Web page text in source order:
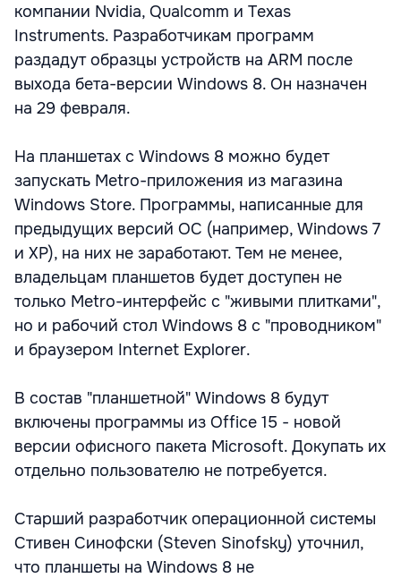
компании Nvidia, Qualcomm и Texas
Instruments. Разработчикам программ
раздадут образцы устройств на ARM после
выхода бета-версии Windows 8. Он назначен
на 29 февраля.
На планшетах с Windows 8 можно будет
запускать Metro-приложения из магазина
Windows Store. Программы, написанные для
предыдущих версий ОС (например, Windows 7
и XP), на них не заработают. Тем не менее,
владельцам планшетов будет доступен не
только Metro-интерфейс с "живыми плитками",
но и рабочий стол Windows 8 с "проводником"
и браузером Internet Explorer.
В состав "планшетной" Windows 8 будут
включены программы из Office 15 - новой
версии офисного пакета Microsoft. Докупать их
отдельно пользователю не потребуется.
Старший разработчик операционной системы
Стивен Синофски (Steven Sinofsky) уточнил,
что планшеты на Windows 8 не